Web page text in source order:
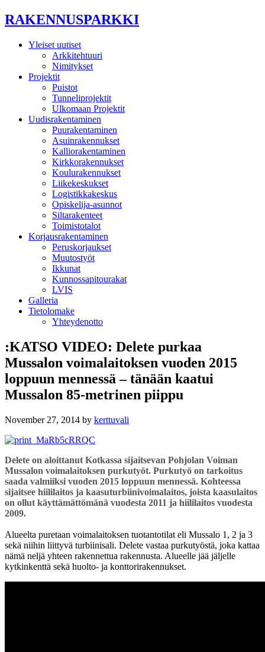
RAKENNUSPARKKI
Yleiset uutiset
Arkkitehtuuri
Nimitykset
Projektit
Puistot
Tunneliprojektit
Ulkomaan Projektit
Uudisrakentaminen
Puurakentaminen
Asuinrakennukset
Kalliorakentaminen
Kirkkorakennukset
Koulurakennukset
Liikekeskukset
Logistikkakeskus
Opiskelija-asunnot
Siltarakenteet
Toimistotalot
Korjausrakentaminen
Peruskorjaukset
Muutostyöt
Ikkunat
Kunnossapitourakat
LVIS
Galleria
Tietolomake
Yhteydenotto
:KATSO VIDEO: Delete purkaa
Mussalon voimalaitoksen vuoden 2015
loppuun mennessä – tänään kaatui
Mussalon 85-metrinen piippu
November 27, 2014 by kerttuvali
Delete on aloittanut Kotkassa sijaitsevan Pohjolan Voiman
Mussalon voimalaitoksen purkutyöt. Purkutyö on tarkoitus
saada valmiiksi vuoden 2015 loppuun mennessä. Kohteessa
sijaitsee hiililaitos ja kaasuturbiinivoimalaitos, joista kaasulaitos
on ollut käyttämättömänä vuodesta 2011 ja hiililaitos vuodesta
2009.
Alueelta puretaan voimalaitoksen tuotantotilat eli Mussalo 1, 2 ja 3
sekä niihin liittyvä turbiinisali. Delete vastaa purkutyöstä, joka kattaa
nämä neljä yhteen rakennettua rakennusta. Alueelle jää jäljelle
kytkinkenttä sekä huolto- ja konttorirakennukset.